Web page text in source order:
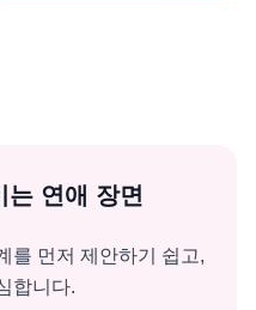
는 연애 장면
를 먼저 제안하기 쉽고,
합니다.